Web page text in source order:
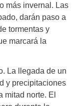
más invernal. Las
darán paso a
tormentas y
marcará la
La llegada de un
y precipitaciones
mitad norte. El